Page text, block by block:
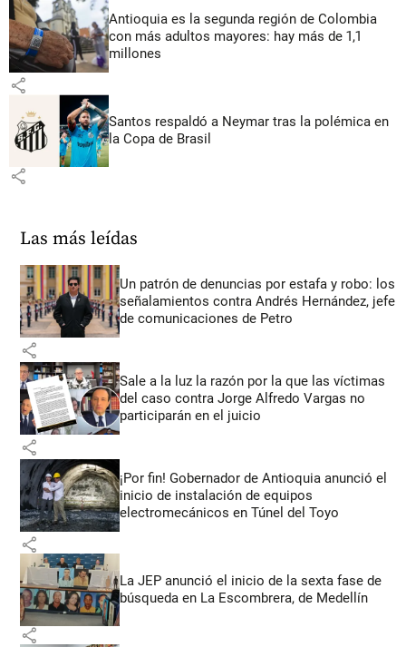
Antioquia es la segunda región de Colombia
con más adultos mayores: hay más de 1,1
millones
share
Santos respaldó a Neymar tras la polémica en
la Copa de Brasil
share
Las más leídas
Un patrón de denuncias por estafa y robo: los
señalamientos contra Andrés Hernández, jefe
de comunicaciones de Petro
share
Sale a la luz la razón por la que las víctimas
del caso contra Jorge Alfredo Vargas no
participarán en el juicio
share
¡Por fin! Gobernador de Antioquia anunció el
inicio de instalación de equipos
electromecánicos en Túnel del Toyo
share
La JEP anunció el inicio de la sexta fase de
búsqueda en La Escombrera, de Medellín
share